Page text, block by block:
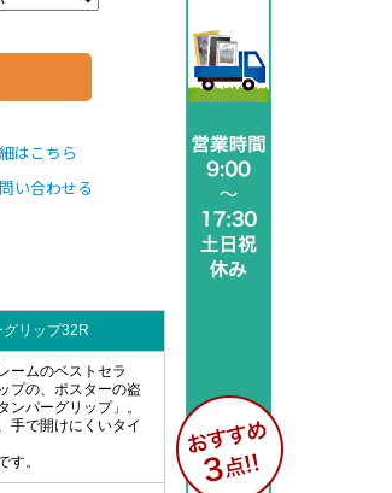
はこちら
い合わせる
グリップ32R
ームのベストセラ
プの、ポスターの盗
ンパーグリップ」。
手で開けにくいタイ
す。